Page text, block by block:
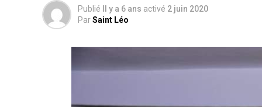
Publié Il y a 6 ans activé 2 juin 2020
ParSaint Léo